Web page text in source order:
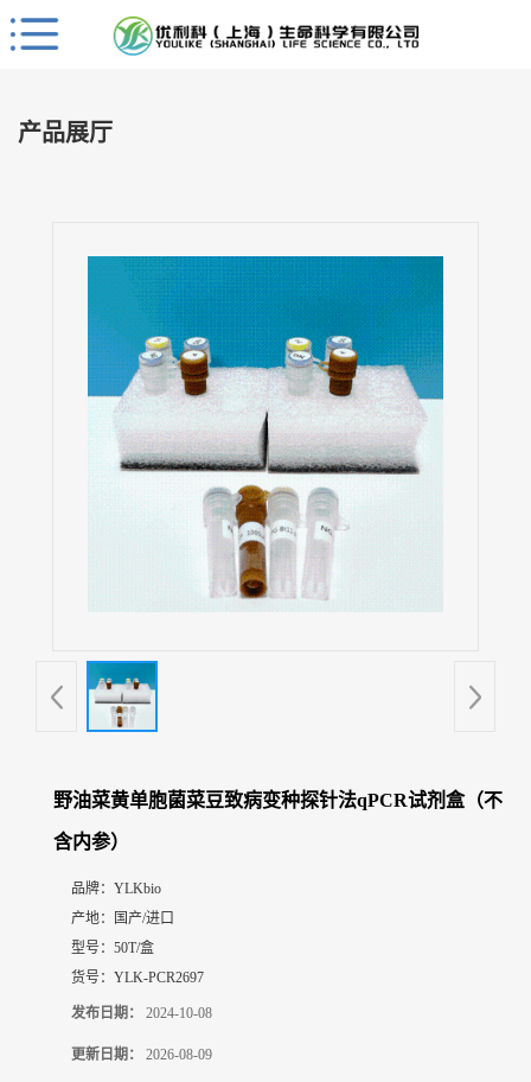
Close
首
产品展厅
野油菜黄单胞菌菜豆致病变种探针法qPCR试剂盒（不
含内参）
品牌： YLKbio
产地：
国产/进口
型号： 50T/盒
货号： YLK-PCR2697
发布日期： 2024-10-08
更新日期： 2026-08-09